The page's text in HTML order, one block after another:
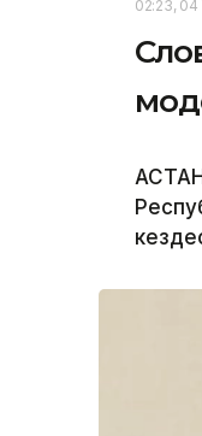
02:23,